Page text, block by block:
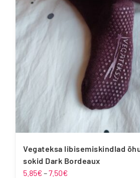
teha
tootelehel.
Vegateksa libisemiskindlad
sokid Dark Bordeaux
5.85€ –7.50€